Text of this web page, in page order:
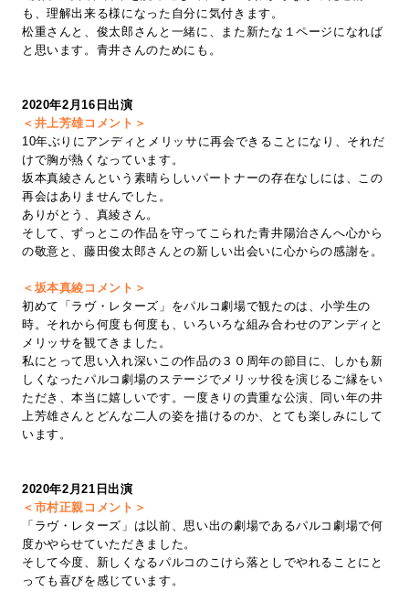
も、理解出来る様になった自分に気付きます。
松重さんと、俊太郎さんと一緒に、また新たな１ページになれば
と思います。青井さんのためにも。
2020年2月16日出演
＜井上芳雄コメント＞
10年ぶりにアンディとメリッサに再会できることになり、それだ
けで胸が熱くなっています。
坂本真綾さんという素晴らしいパートナーの存在なしには、この
再会はありませんでした。
ありがとう、真綾さん。
そして、ずっとこの作品を守ってこられた青井陽治さんへ心から
の敬意と、藤田俊太郎さんとの新しい出会いに心からの感謝を。
＜坂本真綾コメント＞
初めて「ラヴ・レターズ」をパルコ劇場で観たのは、小学生の
時。それから何度も何度も、いろいろな組み合わせのアンディと
メリッサを観てきました。
私にとって思い入れ深いこの作品の３０周年の節目に、しかも新
しくなったパルコ劇場のステージでメリッサ役を演じるご縁をい
ただき、本当に嬉しいです。一度きりの貴重な公演、同い年の井
上芳雄さんとどんな二人の姿を描けるのか、とても楽しみにして
います。
2020年2月21日出演
＜市村正親コメント＞
「ラヴ・レターズ」は以前、思い出の劇場であるパルコ劇場で何
度かやらせていただきました。
そして今度、新しくなるパルコのこけら落としでやれることにと
っても喜びを感じています。